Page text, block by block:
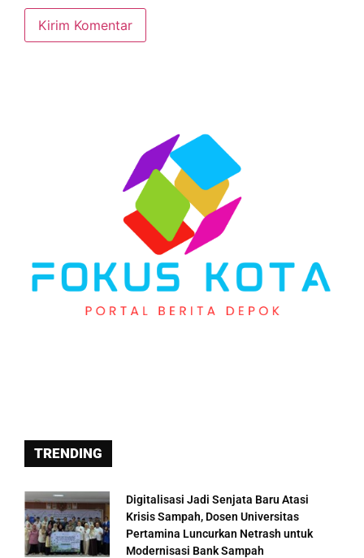
TRENDING
Digitalisasi Jadi Senjata Baru Atasi
Krisis Sampah, Dosen Universitas
Pertamina Luncurkan Netrash untuk
Modernisasi Bank Sampah